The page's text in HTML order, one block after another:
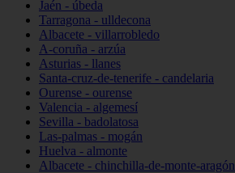
Jaén - úbeda
Tarragona - ulldecona
Albacete - villarrobledo
A-coruña - arzúa
Asturias - llanes
Santa-cruz-de-tenerife - candelaria
Ourense - ourense
Valencia - algemesí
Sevilla - badolatosa
Las-palmas - mogán
Huelva - almonte
Albacete - chinchilla-de-monte-aragón